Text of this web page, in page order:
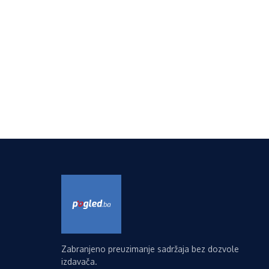
Zabranjeno preuzimanje sadržaja bez dozvole
izdavača.